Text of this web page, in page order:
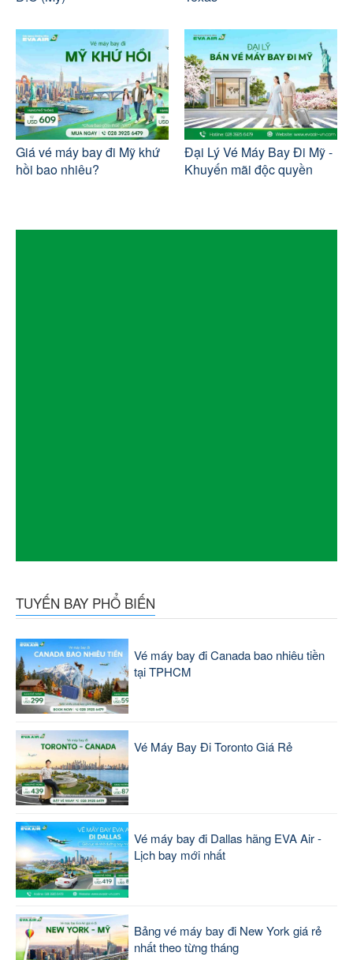
Giá vé máy bay đi Mỹ khứ
hồi bao nhiêu?
Đại Lý Vé Máy Bay Đi Mỹ -
Khuyến mãi độc quyền
TUYẾN BAY PHỔ BIẾN
Vé máy bay đi Canada bao nhiêu tiền
tại TPHCM
Vé Máy Bay Đi Toronto Giá Rẻ
Vé máy bay đi Dallas hãng EVA Air -
Lịch bay mới nhất
Bảng vé máy bay đi New York giá rẻ
nhất theo từng tháng